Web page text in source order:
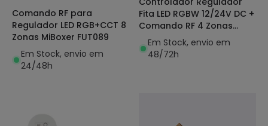
Comando RF para
Regulador LED RGB+CCT 8
Zonas MiBoxer FUT089
Em Stock, envio em
24/48h
Fita LED RGBW 12/24V DC +
Comando RF 4 Zonas
MiBoxer
Em Stock, envio em
48/72h